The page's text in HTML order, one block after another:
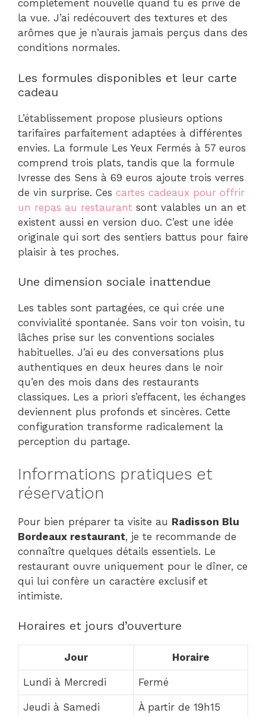
complètement nouvelle quand tu es privé de
la vue. J’ai redécouvert des textures et des
arômes que je n’aurais jamais perçus dans des
conditions normales.
Les formules disponibles et leur carte
cadeau
L’établissement propose plusieurs options
tarifaires parfaitement adaptées à différentes
envies. La formule Les Yeux Fermés à 57 euros
comprend trois plats, tandis que la formule
Ivresse des Sens à 69 euros ajoute trois verres
de vin surprise. Ces cartes cadeaux pour offrir
un repas au restaurant sont valables un an et
existent aussi en version duo. C’est une idée
originale qui sort des sentiers battus pour faire
plaisir à tes proches.
Une dimension sociale inattendue
Les tables sont partagées, ce qui crée une
convivialité spontanée. Sans voir ton voisin, tu
lâches prise sur les conventions sociales
habituelles. J’ai eu des conversations plus
authentiques en deux heures dans le noir
qu’en des mois dans des restaurants
classiques. Les a priori s’effacent, les échanges
deviennent plus profonds et sincères. Cette
configuration transforme radicalement la
perception du partage.
Informations pratiques et
réservation
Pour bien préparer ta visite au Radisson Blu
Bordeaux restaurant, je te recommande de
connaître quelques détails essentiels. Le
restaurant ouvre uniquement pour le dîner, ce
qui lui confère un caractère exclusif et
intimiste.
Horaires et jours d’ouverture
Jour Horaire
Lundi à Mercredi Fermé
Jeudi à Samedi À partir de 19h15